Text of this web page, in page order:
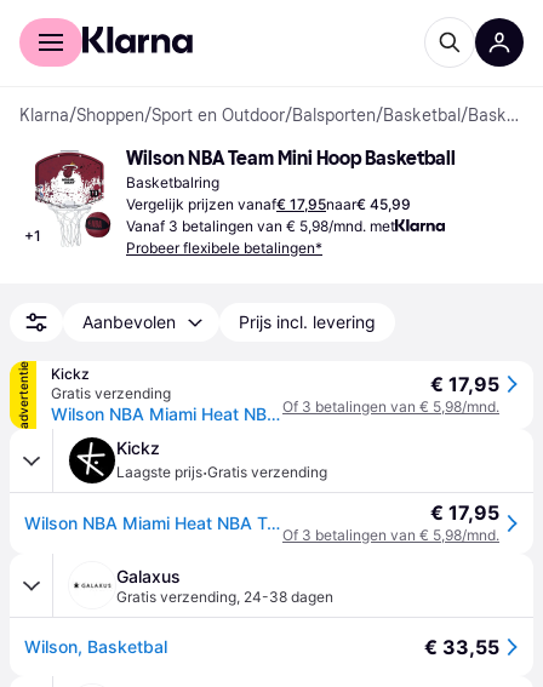
Voor shoppers
Klarna/Shoppen/Sport en Outdoor/Balsporten/Basketbal / Basketbalringen
+1
Wilson NBA Team Mini Hoop Basketball
Basketbalring
Vergelijk prijzen vanaf€ 17,95naar€ 45,99
Vanaf 3 betalingen van € 5,98/mnd. met
Probeer flexibele betalingen*
Aanbevolen Prijs incl. levering
advertentie
Kickz
Gratis verzending
Wilson NBA Miami Heat NBA Team Mini Hoop Miami Heat Basketbal Rood - red - 1SIZE
€ 17,95
Of 3 betalingen van € 5,98/mnd.
Kickz
Laagste prijs·Gratis verzending
Wilson NBA Miami Heat NBA Team Mini Hoop Miami Heat Basketbal Rood - red - 1SIZE € 17,95
Of 3 betalingen van € 5,98/mnd.
Galaxus
Gratis verzending, 24-38 dagen
Wilson, Basketbal € 33,55